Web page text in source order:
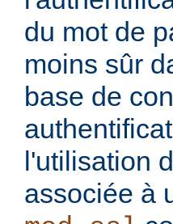
du mot de
moins sûr
base de
l'utilisation
associée à